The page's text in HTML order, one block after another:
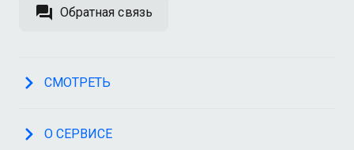
Обратная связь
СМОТРЕТЬ
О СЕРВИСЕ